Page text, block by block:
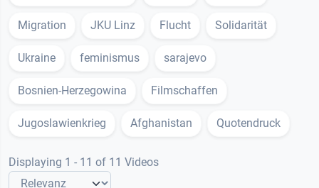
Migration JKU Linz Flucht Solidarität
Ukraine feminismus sarajevo
Bosnien-Herzegowina Filmschaffen
Jugoslawienkrieg Afghanistan Quotendruck
Displaying 1 - 11 of 11 Videos